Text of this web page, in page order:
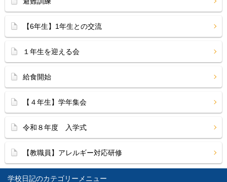
学校日記
【6年生】1年生との交流
１年生を迎える会
給食開始
【４年生】学年集会
令和８年度 入学式
【教職員】アレルギー対応研修